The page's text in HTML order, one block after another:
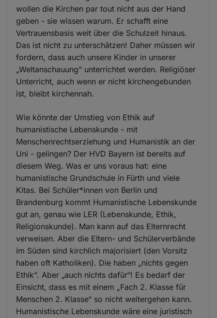
wollen die Kirchen par tout nicht aus der Hand
geben - sie wissen warum. Er schafft eine
Vertrauensbasis weit über die Schulzeit hinaus.
Das ist nicht zu unterschätzen! Daher müssen wir
fordern, dass auch unsere Kinder in unserer
„Weltanschauung“ unterrichtet werden. Religiöser
Unterricht, auch wenn er nicht kirchengebunden
ist, bleibt kirchennah.
Wie könnte der Umstieg von Ethik auf
humanistische Lebenskunde - mit
Menschenrechtserziehung und Humanistik an der
Uni - gelingen? Der HVD Bayern ist bereits auf
diesem Weg. Was er uns voraus hat: eine
humanistische Grundschule in Fürth und viele
Kitas. Bei Schüler*innen von Berlin und
Brandenburg kommt Humanistische Lebenskunde
gut an, genau wie LER (Lebenskunde, Ethik,
Religionskunde). Man kann auf das Elternrecht
verweisen. Aber die Eltern- und Schülerverbände
im Süden sind kirchlich majorisiert (den Vorsitz
haben oft Katholiken). Die haben „nichts gegen
Ethik“. Aber „auch nichts dafür“! Es bedarf der
Einsicht, dass es mit einem „Fach 2. Klasse für
Menschen 2. Klasse“ so nicht weitergehen kann.
Humanistische Lebenskunde wäre eine juristisch